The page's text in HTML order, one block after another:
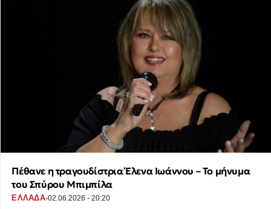
Πέθανε η τραγουδίστρια Έλενα Ιωάννου – Το μήνυμα
του Σπύρου Μπιμπίλα
ΕΛΛΑΔΑ·02.06.2026 - 20:20